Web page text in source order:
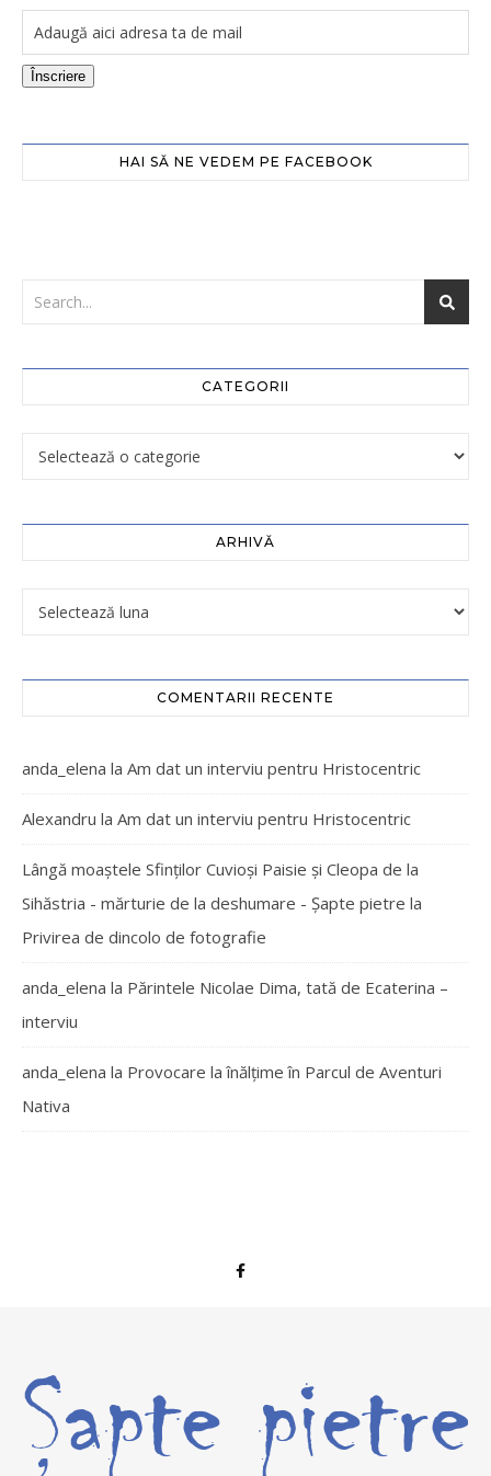
Înscriere
HAI SĂ NE VEDEM PE FACEBOOK
CATEGORII
ARHIVĂ
COMENTARII RECENTE
anda_elena la Am dat un interviu pentru Hristocentric
Alexandru la Am dat un interviu pentru Hristocentric
Lângă moaștele Sfinților Cuvioși Paisie și Cleopa de la
Sihăstria - mărturie de la deshumare - Şapte pietre la
Privirea de dincolo de fotografie
anda_elena la Părintele Nicolae Dima, tată de Ecaterina –
interviu
anda_elena la Provocare la înălțime în Parcul de Aventuri
Nativa